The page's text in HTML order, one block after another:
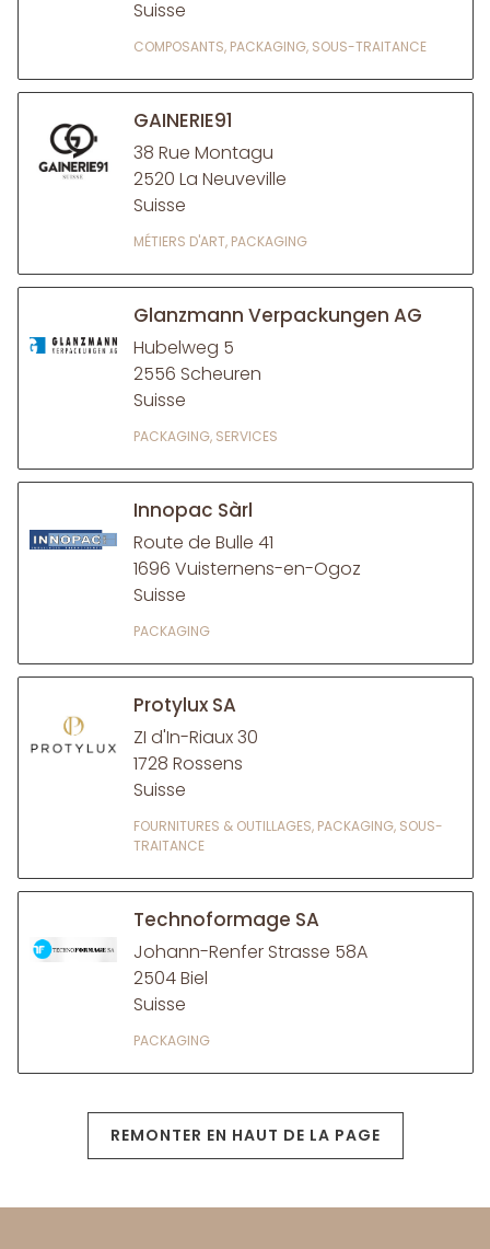
Suisse
COMPOSANTS, PACKAGING, SOUS-TRAITANCE
GAINERIE91
38 Rue Montagu
2520 La Neuveville
Suisse
MÉTIERS D'ART, PACKAGING
Glanzmann Verpackungen AG
Hubelweg 5
2556 Scheuren
Suisse
PACKAGING, SERVICES
Innopac Sàrl
Route de Bulle 41
1696 Vuisternens-en-Ogoz
Suisse
PACKAGING
Protylux SA
ZI d'In-Riaux 30
1728 Rossens
Suisse
FOURNITURES & OUTILLAGES, PACKAGING, SOUS-
TRAITANCE
Technoformage SA
Johann-Renfer Strasse 58A
2504 Biel
Suisse
PACKAGING
REMONTER EN HAUT DE LA PAGE